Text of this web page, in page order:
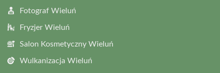
Fotograf Wieluń
Fryzjer Wieluń
Salon Kosmetyczny Wieluń
Wulkanizacja Wieluń